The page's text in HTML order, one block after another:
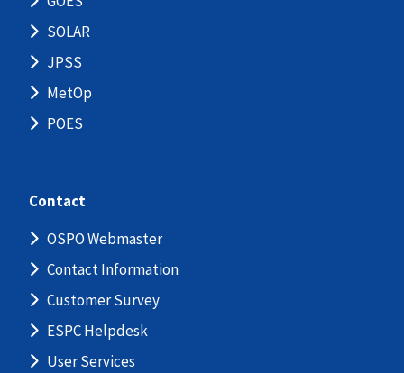
SOLAR
JPSS
MetOp
POES
Contact
OSPO Webmaster
Contact Information
Customer Survey
ESPC Helpdesk
User Services